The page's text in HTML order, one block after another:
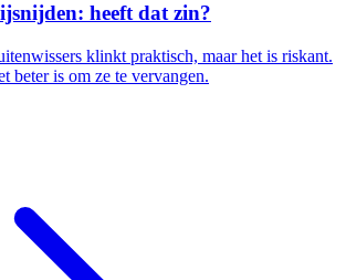
heeft dat zin?
klinkt praktisch, maar het is riskant.
beter is om ze te vervangen.